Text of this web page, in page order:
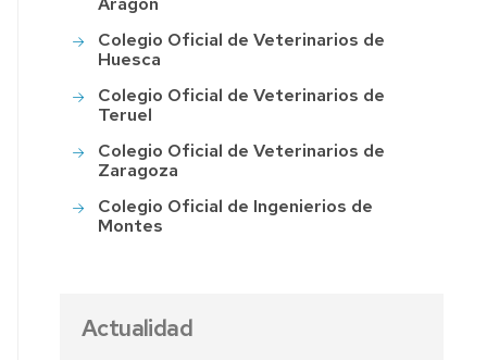
Colegio Oficial de Veterinarios de
Huesca
Colegio Oficial de Veterinarios de
Teruel
Colegio Oficial de Veterinarios de
Zaragoza
Colegio Oficial de Ingenierios de
Montes
Actualidad